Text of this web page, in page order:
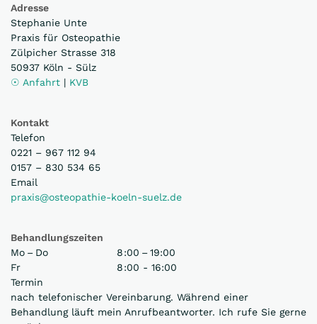
Adresse
Stephanie Unte
Praxis für Osteopathie
Zülpicher Strasse 318
50937 Köln - Sülz
☉ Anfahrt | KVB
Kontakt
Telefon
0221 – 967 112 94
0157 – 830 534 65
Email
praxis@osteopathie-koeln-suelz.de
Behandlungszeiten
Mo – Do
8 :00 – 19:00
Fr
8 :00 - 16:00
Termin
nach telefonischer Vereinbarung. Während einer
Behandlung läuft mein Anrufbeantworter. Ich rufe Sie gerne